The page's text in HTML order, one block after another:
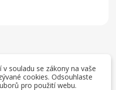
souladu se zákony na vaše
cookies. Odsouhlaste
pro použití webu.